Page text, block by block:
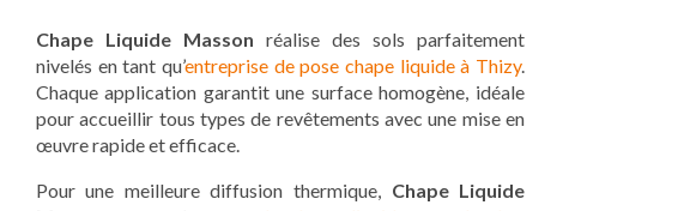
Chape Liquide Masson réalise des sols parfaitement
nivelés en tant qu’entreprise de pose chape liquide à Thizy.
Chaque application garantit une surface homogène, idéale
pour accueillir tous types de revêtements avec une mise en
œuvre rapide et efficace.
Pour une meilleure diffusion thermique, Chape Liquide